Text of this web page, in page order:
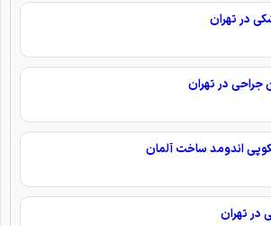
در تهران
در تهران
اندومد ساخت آلمان
در تهران